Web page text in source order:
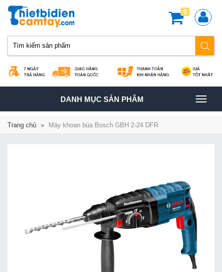
0
TOGGLE
NAVIGATION
DANH MỤC SẢN PHÂM
Trang chủ » Máy khoan búa Bosch GBH 2-24 DFR